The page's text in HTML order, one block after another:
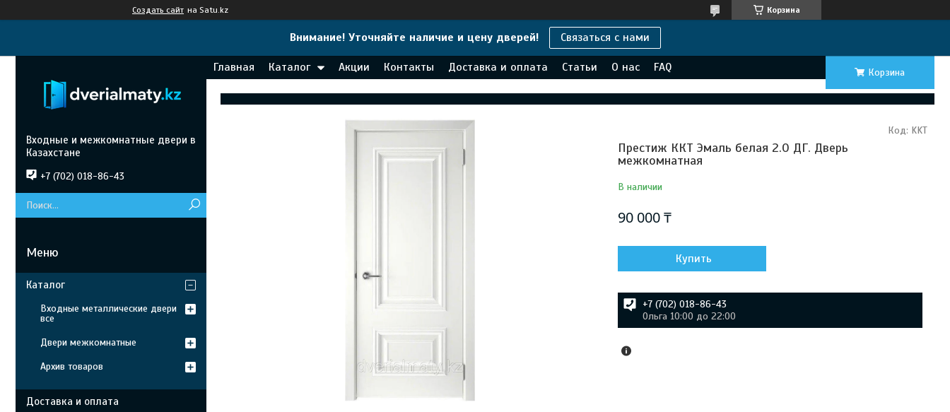
Создать сайт на Satu.kz Корзина
Внимание! Уточняйте наличие и цену дверей! Связаться с нами
Главная Каталог Акции Контакты Доставка и оплата Статьи О нас FAQ Корзина
Престиж ККТ Эмаль белая 2.0 ДГ. Дверь
межкомнатная
В наличии
Код: KKT
90 000 ₸
Купить
+7 (702) 018-86-43
Ольга 10:00 до 22:00
Входные и межкомнатные двери в
Казахстане
+7 (702) 018-86-43
Каталог
Входные металлические двери
все
Двери межкомнатные
Архив товаров
Доставка и оплата